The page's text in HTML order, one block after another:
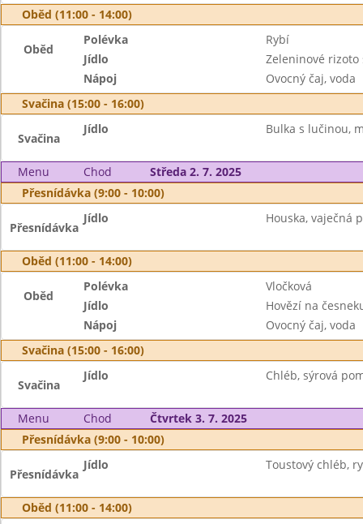
Oběd (11:00 - 14:00)
Oběd
Polévka
Rybí
Jídlo
Zeleninové rizoto
Nápoj
Ovocný čaj, voda
Svačina (15:00 - 16:00)
Svačina
Jídlo Bulka s lučinou,
Menu Chod
Středa 2. 7. 2025
Přesnídávka (9:00 - 10:00)
Přesnídávka
Jídlo Houska, vaječná
Oběd (11:00 - 14:00)
Oběd
Polévka
Vločková
Jídlo
Hovězí na
Nápoj
Ovocný čaj, voda
Svačina (15:00 - 16:00)
Svačina
Jídlo Chléb, sýrová
Menu Chod
Čtvrtek 3. 7. 2025
Přesnídávka (9:00 - 10:00)
Přesnídávka
Jídlo Toustový chléb,
Oběd (11:00 - 14:00)